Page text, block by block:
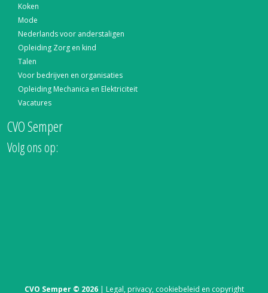
Koken
Mode
Nederlands voor anderstaligen
Opleiding Zorg en kind
Talen
Voor bedrijven en organisaties
Opleiding Mechanica en Elektriciteit
Vacatures
CVO Semper
Volg ons op:
CVO Semper © 2026| Legal, privacy, cookiebeleid en copyright